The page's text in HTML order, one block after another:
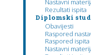
Nastavni
Rezultati ispita
Diplomski
Obavijesti
Raspored
Raspored ispita
Nastavni